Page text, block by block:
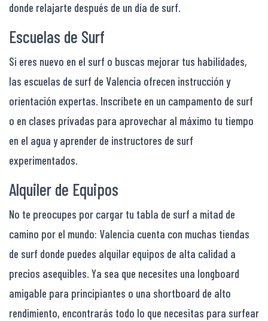
donde relajarte después de un día de surf.
Escuelas de Surf
Si eres nuevo en el surf o buscas mejorar tus habilidades,
las escuelas de surf de Valencia ofrecen instrucción y
orientación expertas. Inscríbete en un campamento de surf
o en clases privadas para aprovechar al máximo tu tiempo
en el agua y aprender de instructores de surf
experimentados.
Alquiler de Equipos
No te preocupes por cargar tu tabla de surf a mitad de
camino por el mundo: Valencia cuenta con muchas tiendas
de surf donde puedes alquilar equipos de alta calidad a
precios asequibles. Ya sea que necesites una longboard
amigable para principiantes o una shortboard de alto
rendimiento, encontrarás todo lo que necesitas para surfear